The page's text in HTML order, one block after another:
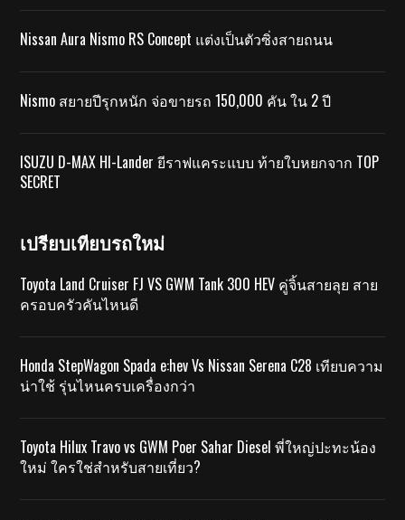
Nissan Aura Nismo RS Concept แต่งเป็นตัวซิ่งสายถนน
Nismo สยายปีรุกหนัก จ่อขายรถ 150,000 คัน ใน 2 ปี
ISUZU D-MAX HI-Lander ยีราฟแคระแบบ ท้ายใบหยกจาก TOP
SECRET
เปรียบเทียบรถใหม่
Toyota Land Cruiser FJ VS GWM Tank 300 HEV คู่จิ้นสายลุย สาย
ครอบครัวคันไหนดี
Honda StepWagon Spada e:hev Vs Nissan Serena C28 เทียบความ
น่าใช้ รุ่นไหนครบเครื่องกว่า
Toyota Hilux Travo vs GWM Poer Sahar Diesel พี่ใหญ่ปะทะน้อง
ใหม่ ใครใช่สำหรับสายเที่ยว?